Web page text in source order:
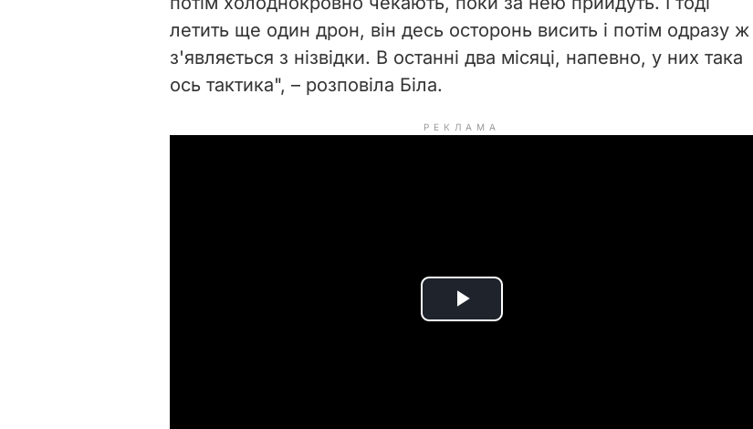
летить ще один дрон, він десь осторонь висить і потім одразу ж
з'являється з нізвідки. В останні два місяці, напевно, у них така
ось тактика", – розповіла Біла.
РЕКЛАМА
P